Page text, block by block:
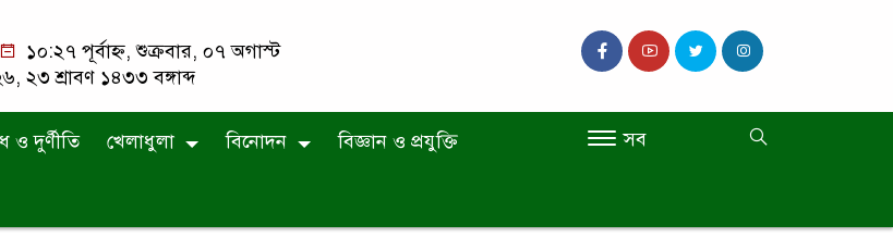
১০:২৭ পূর্বাহ্ন, শুক্রবার, ০৭ অগাস্ট
২৩ শ্রাবণ ১৪৩৩ বঙ্গাব্দ
ও দুর্ণীতি খেলাধুলা বিনোদন বিজ্ঞান ও প্রযুক্তি সব